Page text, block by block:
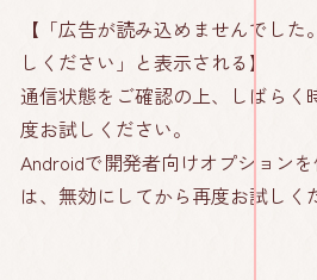
【「広告が読み込めませんでし
しください」と表示される】
通信状態をご確認の上、しばらく
度お試しください。
Androidで開発者向けオプション
は、無効にしてから再度お試しく